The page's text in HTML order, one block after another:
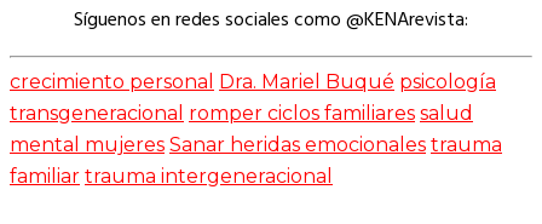
Síguenos en redes sociales como @KENArevista:
crecimiento personal Dra. Mariel Buqué psicología
transgeneracional romper ciclos familiares salud
mental mujeres Sanar heridas emocionales trauma
familiar trauma intergeneracional